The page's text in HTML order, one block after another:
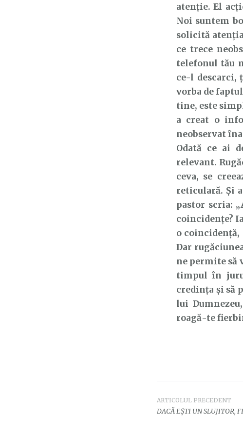
atenție. El
Noi suntem
solicită
ce trece
telefonul tău
ce-l descarci,
vorba de
tine, este
a creat o
neobservat
Odată ce ai
relevant.
ceva, se
reticulară. Și
pastor scria:
coincidențe?
o coincidență,
Dar
ne permite să
timpul în
credința și să
lui
roagă-te
Navigare
ARTICOLUL PRECEDENT
DACĂ EȘTI UN SLUJITOR,